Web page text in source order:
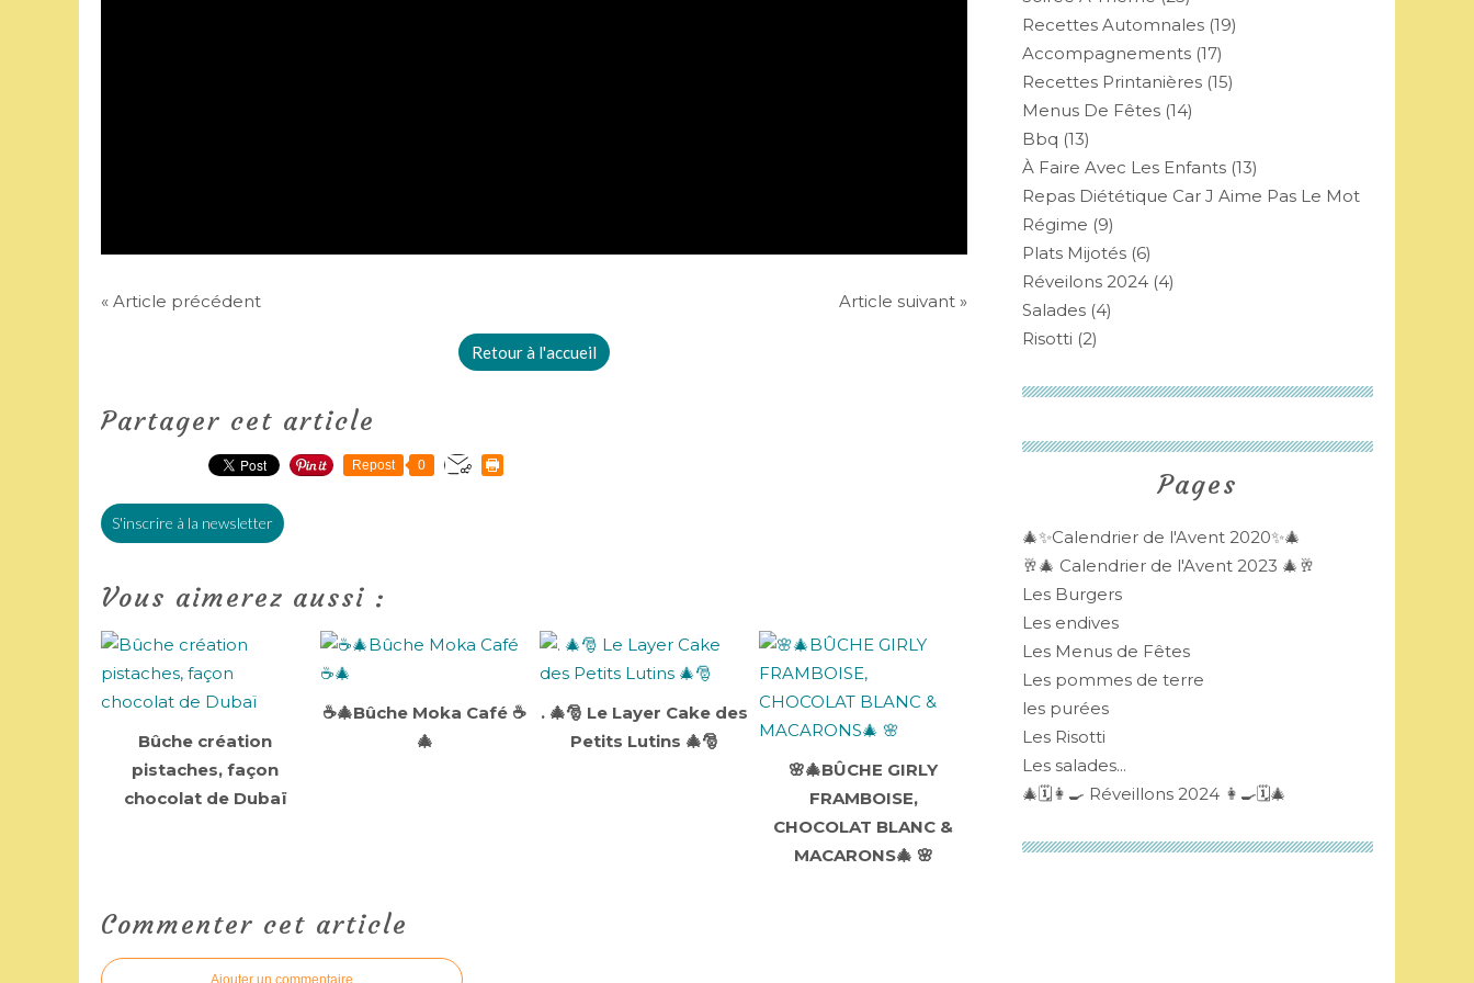
« Article précédent Article suivant »
Retour à l'accueil
Partager cet article
Repost 0
S'inscrire à la newsletter
Vous aimerez aussi :
Bûche création
pistaches, façon
chocolat de Dubaï
☕🎄Bûche Moka Café ☕
🎄
. 🎄🎅 Le Layer Cake des
Petits Lutins 🎄🎅
🌸🎄BÛCHE GIRLY
FRAMBOISE,
CHOCOLAT BLANC &
MACARONS🎄 🌸
Commenter cet article
Ajouter un commentaire
Recettes Automnales (19)
Accompagnements (17)
Recettes Printanières (15)
Menus De Fêtes (14)
Bbq (13)
À Faire Avec Les Enfants (13)
Repas Diététique Car J Aime Pas Le Mot
Régime (9)
Plats Mijotés (6)
Réveilons 2024 (4)
Salades (4)
Risotti (2)
Pages
🎄✨Calendrier de l'Avent 2020✨🎄
🥂🎄 Calendrier de l'Avent 2023 🎄🥂
Les Burgers
Les endives
Les Menus de Fêtes
Les pommes de terre
les purées
Les Risotti
Les salades...
🎄🗓👩‍🍳 Réveillons 2024 👩‍🍳🗓🎄